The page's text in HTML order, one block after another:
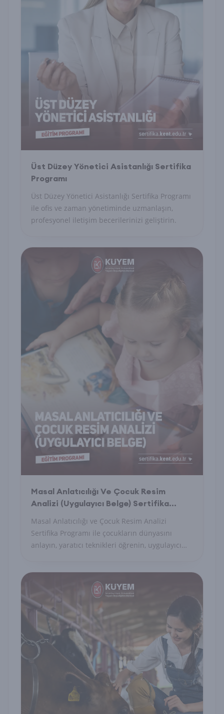
Üst Düzey Yönetici Asistanlığı Sertifika
Programı
Üst Düzey Yönetici Asistanlığı Sertifika Programı
ile ofis ve zaman yönetiminde uzmanlaşın,
profesyonel iletişim becerilerinizi geliştirin.
Masal Anlatıcılığı Ve Çocuk Resim
Analizi (Uygulayıcı Belge) Sertifika
Masal Anlatıcılığı ve Çocuk Resim Analizi
Sertifika Programı ile çocukların dünyasını
anlayın, yaratıcı teknikleri öğrenin, uygulayıcı